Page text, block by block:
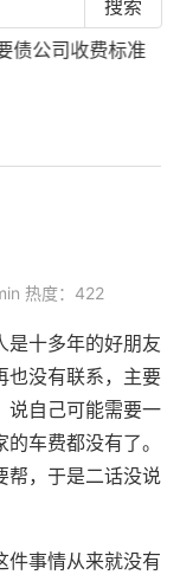
公司收费标准 ·
热度：422
是十多年的好朋友
也没有联系，主要
说自己可能需要一
车费都没有了。
帮，于是二话没说
件事情从来就没有